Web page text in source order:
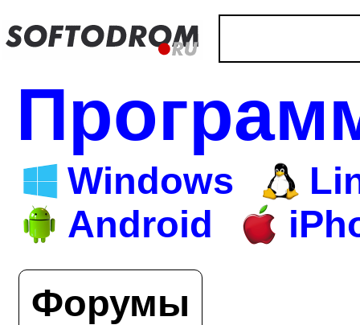
Windows
Android
Форумы